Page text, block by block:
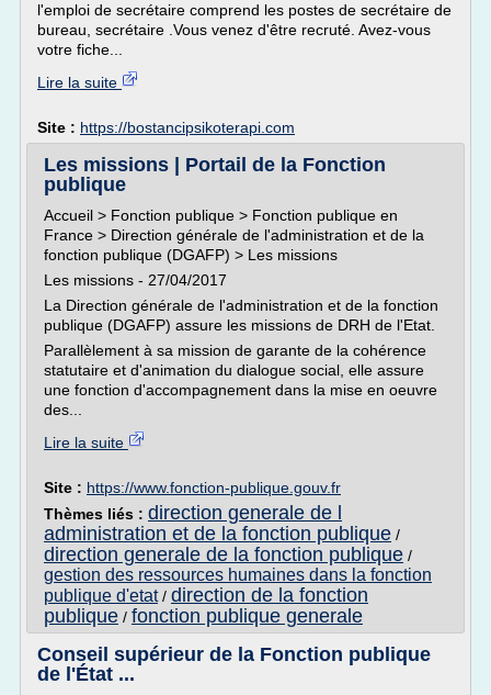
l'emploi de secrétaire comprend les postes de secrétaire de
bureau, secrétaire .Vous venez d'être recruté. Avez-vous
votre fiche...
Lire la suite
Site : https://bostancipsikoterapi.com
Les missions | Portail de la Fonction
publique
Accueil > Fonction publique > Fonction publique en
France > Direction générale de l'administration et de la
fonction publique (DGAFP) > Les missions
Les missions - 27/04/2017
La Direction générale de l'administration et de la fonction
publique (DGAFP) assure les missions de DRH de l'Etat.
Parallèlement à sa mission de garante de la cohérence
statutaire et d'animation du dialogue social, elle assure
une fonction d'accompagnement dans la mise en oeuvre
des...
Lire la suite
Site : https://www.fonction-publique.gouv.fr
Thèmes liés : direction generale de l
administration et de la fonction publique /
direction generale de la fonction publique /
gestion des ressources humaines dans la fonction
publique d'etat/ direction de la fonction
publique / fonction publique generale
Conseil supérieur de la Fonction publique
de l'État ...